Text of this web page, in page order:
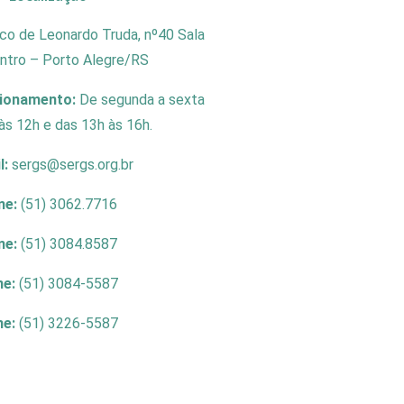
de Leonardo Truda, nº40 Sala
– Porto Alegre/RS
De segunda a sexta
12h e das 13h às 16h.
sergs@sergs.org.br
(51) 3062.7716
(51) 3084.8587
(51) 3084-5587
(51) 3226-5587